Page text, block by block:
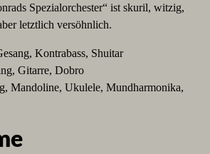
Spezialorchester“ ist skuril, witzig,
letztlich versöhnlich.
Kontrabass, Shuitar
Gitarre, Dobro
Mandoline, Ukulele, Mundharmonika,